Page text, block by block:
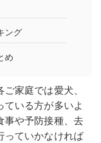
ング
め
家庭では愛犬、
いる方が多いよ
事や予防接種、去
っていかなければ